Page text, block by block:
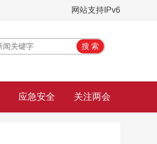
网站支持IPv6
应急安全 关注两会